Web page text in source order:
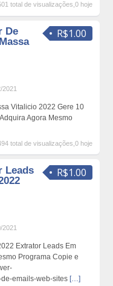
total de visualizações,0 hoje
R$1.00
De
2021
Vitalicio 2022 Gere 10
Agora Mesmo
total de visualizações,0 hoje
R$1.00
Leads
2021
Extrator Leads Em
Programa Copie e
emails-web-sites […]